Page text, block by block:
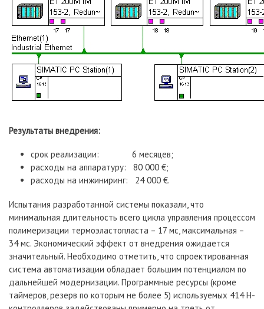
Результаты внедрения:
срок реализации: 6 месяцев;
расходы на аппаратуру: 80 000 €;
расходы на инжиниринг: 24 000 €.
Испытания разработанной системы показали, что
минимальная длительность всего цикла управления процессом
полимеризации термоэластопласта – 17 мс, максимальная –
34 мс. Экономический эффект от внедрения ожидается
значительный. Необходимо отметить, что спроектированная
система автоматизации обладает большим потенциалом по
дальнейшей модернизации. Программные ресурсы (кроме
таймеров, резерв по которым не более 5) используемых 414 H-